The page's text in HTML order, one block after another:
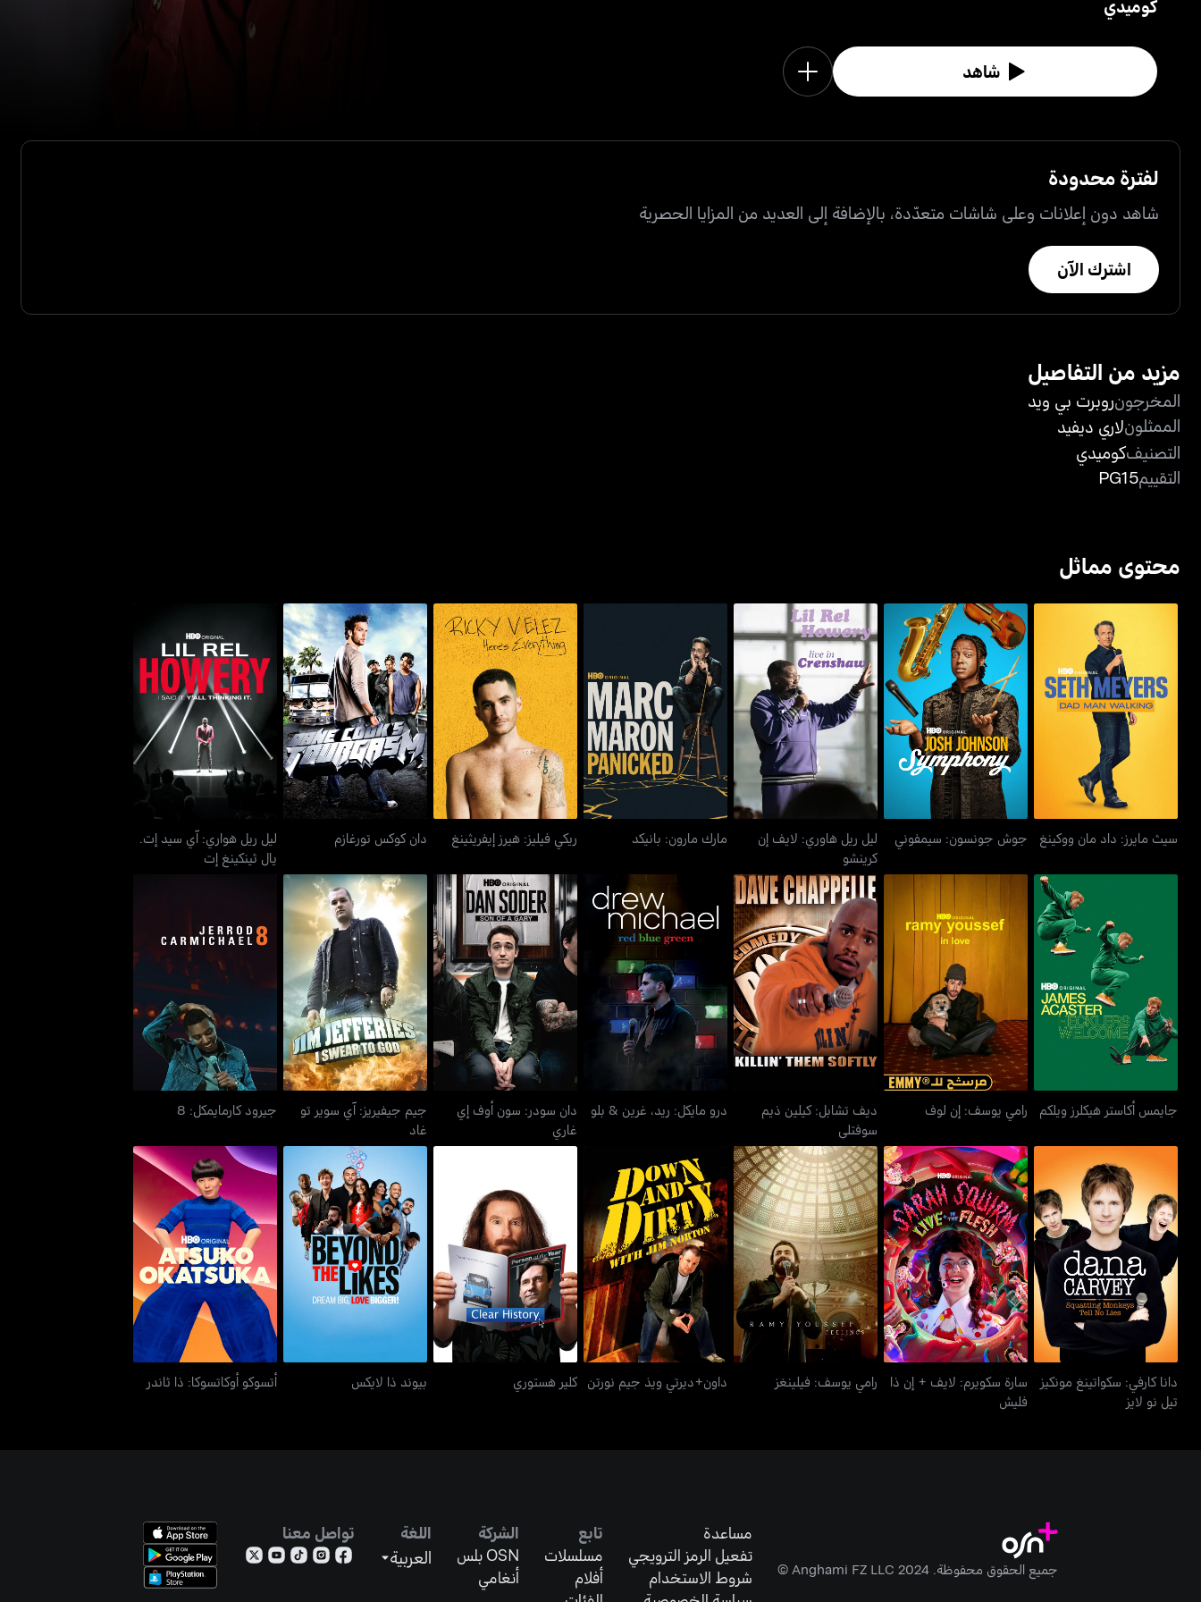
كوميدي
شاهد
لفترة محدودة
شاهد دون إعلانات وعلى شاشات متعدّدة، بالإضافة إلى العديد من المزايا الحصرية
اشترك الآن
مزيد من التفاصيل
المخرجونروبرت بي ويد
الممثلونلاري ديفيد
التصنيفكوميدي
التقييمPG15
محتوى مماثل
سيث مايرز: داد مان ووكينغ
سيث مايرز: داد مان ووكينغ
جوش جونسون: سيمفوني
جوش جونسون: سيمفوني
ليل ريل هاوري: لايف إن
كرينشو
ليل ريل هاوري: لايف إن
كرينشو
مارك مارون: بانيكد
مارك مارون: بانيكد
ريكي فيليز: هيرز إيفريثينغ
ريكي فيليز: هيرز إيفريثينغ
دان كوكس تورغازم
دان كوكس تورغازم
ليل ريل هواري: آي سيد إت.
يال ثينكينغ إت
ليل ريل هواري: آي سيد إت.
يال ثينكينغ إت
جايمس أكاستر هيكلرز ويلكم
جايمس أكاستر هيكلرز ويلكم
رامي يوسف: إن لوف
رامي يوسف: إن لوف
ديف تشابل: كيلين ذيم
سوفتلي
ديف تشابل: كيلين ذيم
سوفتلي
درو مايكل: ريد، غرين & بلو
درو مايكل: ريد، غرين & بلو
دان سودر: سون أوف إي
غاري
دان سودر: سون أوف إي
غاري
جيم جيفيريز: آي سوير تو
غاد
جيم جيفيريز: آي سوير تو
غاد
جيرود كارمايمكل: 8
جيرود كارمايمكل: 8
دانا كارفي: سكواتينغ مونكيز
تيل نو لايز
دانا كارفي: سكواتينغ مونكيز
تيل نو لايز
سارة سكويرم: لايف + إن ذا
فليش
سارة سكويرم: لايف + إن ذا
فليش
رامي يوسف: فيلينغز
رامي يوسف: فيلينغز
داون+ديرتي ويذ جيم نورتن
داون+ديرتي ويذ جيم نورتن
كلير هستوري
كلير هستوري
بيوند ذا لايكس
بيوند ذا لايكس
أتسوكو أوكاتسوكا: ذا ثاندر
أتسوكو أوكاتسوكا: ذا ثاندر
جميع الحقوق محفوظة. Anghami FZ LLC 2024 ©
مساعدة
تفعيل الرمز الترويجي
شروط الاستخدام
تابع
مسلسلات
أفلام
الشركة
OSN بلس
أنغامي
اللغة
العربية
تواصل معنا